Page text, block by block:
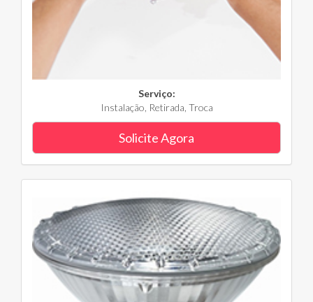
Serviço:
Instalação, Retirada, Troca
Solicite Agora